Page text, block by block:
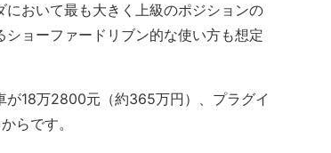
おいて最も大きく上級のポジションの
ョーファードリブン的な使い方も想定
18万2800元（約365万円）、プラグイ
らです。